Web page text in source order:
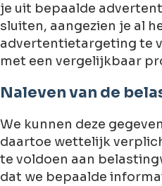
je uit bepaalde
sluiten, aangezien je al
advertentietargeting te
met een vergelijkbaar
Naleven van de
We kunnen deze
daartoe wettelijk
te voldoen aan
dat we bepaalde